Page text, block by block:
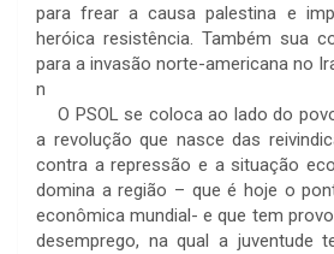
para frear a causa palestina e
heróica resistência. Também sua
para a invasão norte-americana no
n
O PSOL se coloca ao lado do
a revolução que nasce das
contra a repressão e a situação
domina a região – que é hoje o
econômica mundial- e que tem
desemprego, na qual a juventude